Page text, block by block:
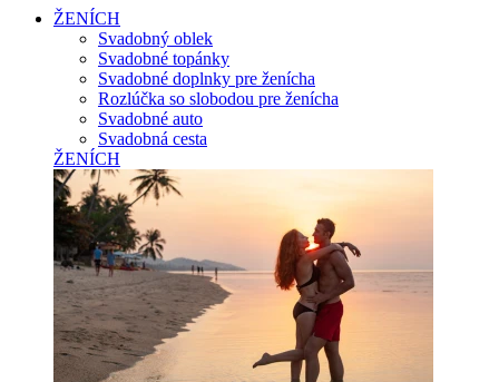
ŽENÍCH
Svadobný oblek
Svadobné topánky
Svadobné doplnky pre ženícha
Rozlúčka so slobodou pre ženícha
Svadobné auto
Svadobná cesta
ŽENÍCH